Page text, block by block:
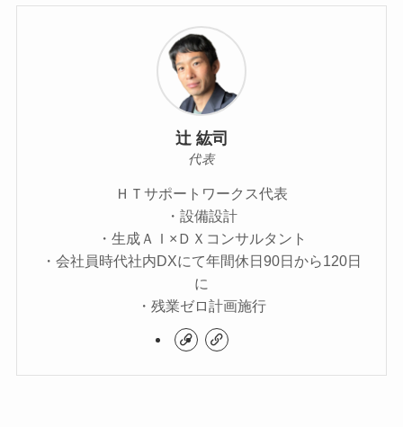
辻 紘司
代表
ＨＴサポートワークス代表
・設備設計
・生成ＡＩ×ＤＸコンサルタント
・会社員時代社内DXにて年間休日90日から120日
に
・残業ゼロ計画施行